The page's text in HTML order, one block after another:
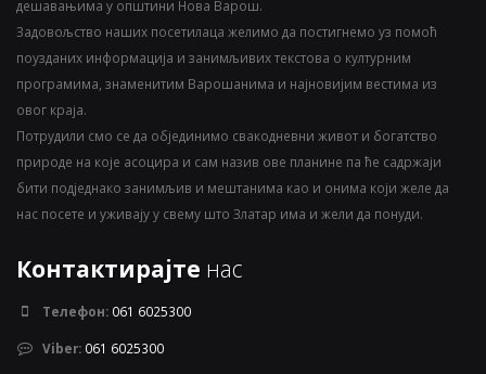
дешавањима у општини Нова Варош.
Задовољство наших посетилаца желимо да постигнемо уз помоћ
поузданих информација и занимљивих текстова о културним
програмима, знаменитим Варошанима и најновијим вестима из
овог краја.
Потрудили смо се да објединимо свакодневни живот и богатство
природе на које асоцира и сам назив ове планине па ће садржаји
бити подједнако занимљив и мештанима као и онима који желе да
нас посете и уживају у свему што Златар има и жели да понуди.
Контактирајте нас
Телефон: 061 6025300
Viber: 061 6025300